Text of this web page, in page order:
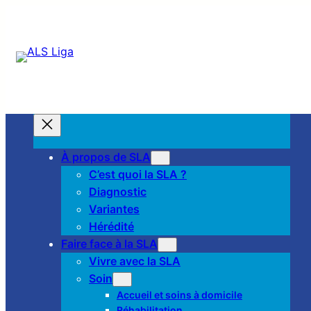
À propos de SLA
C’est quoi la SLA ?
Diagnostic
Variantes
Hérédité
Faire face à la SLA
Vivre avec la SLA
Soin
Accueil et soins à domicile